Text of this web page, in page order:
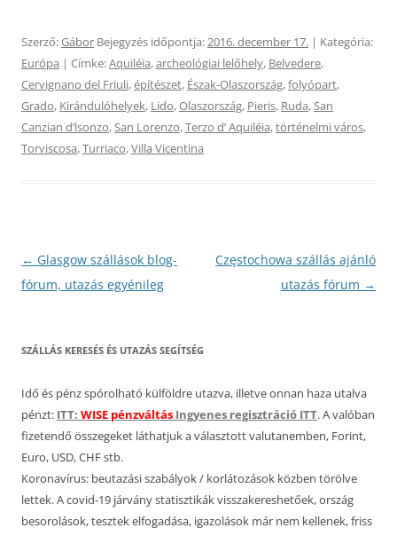
Szerző:Gábor Bejegyzés időpontja: 2016. december 17. | Kategória:
Európa | Címke:Aquiléia,archeológiai lelőhely, Belvedere,
Cervignano del Friuli,építészet, Észak-Olaszország,folyópart,
Grado, Kirándulóhelyek, Lido,Olaszország, Pieris, Ruda, San
Canzian dʼlsonzo, San Lorenzo,Terzo dʼ Aquiléia,történelmi város,
Torviscosa,Turriaco,Villa Vicentina
Bejegyzés
navigáció
← Glasgow szállások blog-
fórum, utazás egyénileg
Częstochowa szállás ajánló
utazás fórum →
SZÁLLÁS KERESÉS ÉS UTAZÁS SEGÍTSÉG
Idő és pénz spórolható külföldre utazva, illetve onnan haza utalva
pénzt: ITT: WISE pénzváltás Ingyenes regisztráció ITT. A valóban
fizetendő összegeket láthatjuk a választott valutanemben, Forint,
Euro, USD, CHF stb.
Koronavírus: beutazási szabályok / korlátozások közben törölve
lettek. A covid-19 járvány statisztikák visszakereshetőek, ország
besorolások, tesztek elfogadása, igazolások már nem kellenek, friss